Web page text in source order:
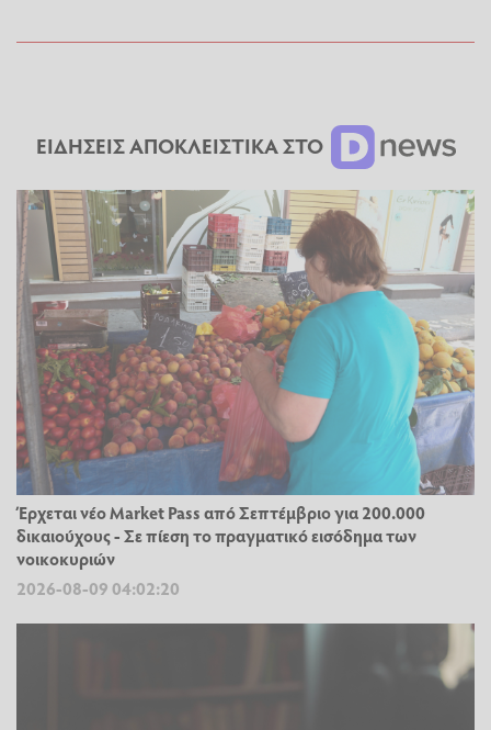
ΕΙΔΗΣΕΙΣ ΑΠΟΚΛΕΙΣΤΙΚΑ ΣΤΟ
Έρχεται νέο Market Pass από Σεπτέμβριο για 200.000
δικαιούχους - Σε πίεση το πραγματικό εισόδημα των
νοικοκυριών
2026-08-09 04:02:20